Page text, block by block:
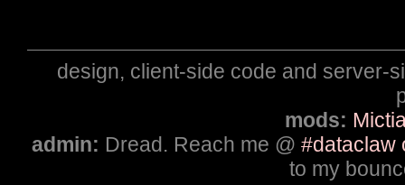
design, client-side code and server-
mods:
admin: Dread. Reach me @ #dataclaw
to my